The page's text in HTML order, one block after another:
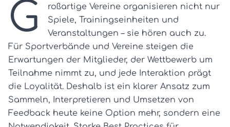
G
roßartige Vereine organisieren nicht nur
Spiele, Trainingseinheiten und
Veranstaltungen – sie hören auch zu.
Für Sportverbände und Vereine steigen die
Erwartungen der Mitglieder, der Wettbewerb um
Teilnahme nimmt zu, und jede Interaktion prägt
die Loyalität. Deshalb ist ein klarer Ansatz zum
Sammeln, Interpretieren und Umsetzen von
Feedback heute keine Option mehr, sondern eine